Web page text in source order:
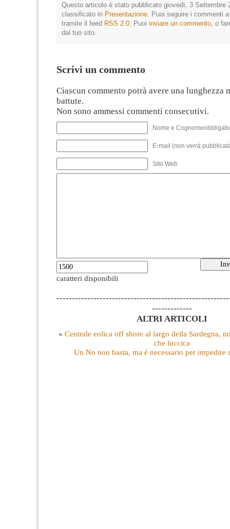
Questo articolo è stato pubblicato giovedì, 3 Settembre
classificato in Presentazione . Puoi seguire i commenti
tramite il feed RSS 2.0 . Puoi inviare un commento , o
dal tuo sito.
Scrivi un commento
Ciascun commento potrà avere una lunghezza
battute.
Non sono ammessi commenti consecutivi.
Nome e
E-mail (non verrà
Sito Web
caratteri disponibili
-------------
ALTRI ARTICOLI
« Centrale eolica off shore al largo della Sardegna,
che luccica
Un No non basta, ma è necessario per impedire